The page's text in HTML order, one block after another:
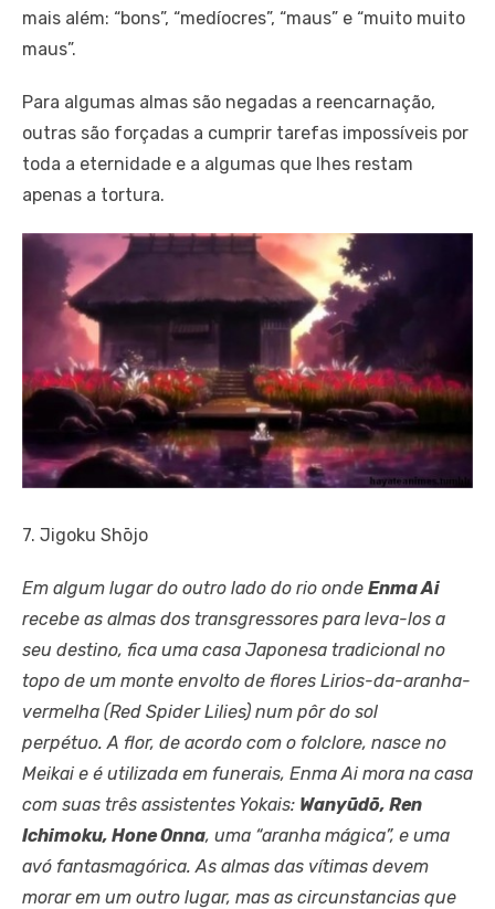
mais além: “bons”, “medíocres”, “maus” e “muito muito
maus”.
Para algumas almas são negadas a reencarnação,
outras são forçadas a cumprir tarefas impossíveis por
toda a eternidade e a algumas que lhes restam
apenas a tortura.
7. Jigoku Shōjo
Em algum lugar do outro lado do rio onde Enma Ai
recebe as almas dos transgressores para leva-los a
seu destino, fica uma casa Japonesa tradicional no
topo de um monte envolto de flores Lirios-da-aranha-
vermelha (Red Spider Lilies) num pôr do sol
perpétuo. A flor, de acordo com o folclore, nasce no
Meikai e é utilizada em funerais, Enma Ai mora na casa
com suas três assistentes Yokais: Wanyūdō, Ren
Ichimoku, Hone Onna, uma “aranha mágica”, e uma
avó fantasmagórica. As almas das vítimas devem
morar em um outro lugar, mas as circunstancias que